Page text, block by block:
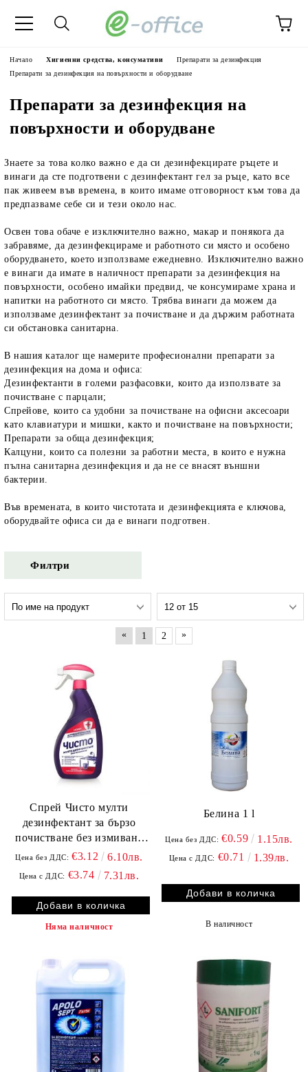
Начало Хигиенни средства, консумативи
Препарати за дезинфекция
Препарати за дезинфекция на повърхности и оборудване
Препарати за дезинфекция на
повърхности и оборудване
Знаете за това колко важно е да си дезинфекцирате ръцете и
винаги да сте подготвени с дезинфектант гел за ръце, като все
пак живеем във времена, в които имаме отговорност към това да
предпазваме себе си и тези около нас.
Освен това обаче е изключително важно, макар и понякога да
забравяме, да дезинфекцираме и работното си място и особено
оборудването, което използваме ежедневно. Изключително важно
е винаги да имате в наличност препарати за дезинфекция на
повърхности, особено имайки предвид, че консумираме храна и
напитки на работното си място. Трябва винаги да можем да
използваме дезинфектант за почистване и да държим работната
си обстановка санитарна.
В нашия каталог ще намерите професионални препарати за
дезинфекция на дома и офиса:
Дезинфектанти в големи разфасовки, които да използвате за
почистване с парцали;
Спрейове, които са удобни за почистване на офисни аксесоари
като клавиатури и мишки, както и почистване на повърхности;
Препарати за обща дезинфекция;
Калцуни, които са полезни за работни места, в които е нужна
пълна санитарна дезинфекция и да не се внасят външни
бактерии.
Във времената, в които чистотата и дезинфекцията е ключова,
оборудвайте офиса си да е винаги подготвен.
Филтри
« 1 2 »
Спрей Чисто мулти
дезинфектант за бързо
почистване без измиване
500 ml
Цена без ДДС: €3.12 6.10лв.
Цена с ДДС: €3.74 7.31лв.
Няма наличност
Белина 1 l
Цена без ДДС: €0.59 1.15лв.
Цена с ДДС: €0.71 1.39лв.
В наличност